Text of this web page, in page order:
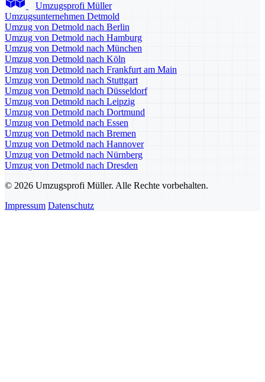
Umzugsprofi Müller
Umzugsunternehmen Detmold
Umzug von Detmold nach Berlin
Umzug von Detmold nach Hamburg
Umzug von Detmold nach München
Umzug von Detmold nach Köln
Umzug von Detmold nach Frankfurt am Main
Umzug von Detmold nach Stuttgart
Umzug von Detmold nach Düsseldorf
Umzug von Detmold nach Leipzig
Umzug von Detmold nach Dortmund
Umzug von Detmold nach Essen
Umzug von Detmold nach Bremen
Umzug von Detmold nach Hannover
Umzug von Detmold nach Nürnberg
Umzug von Detmold nach Dresden
© 2026 Umzugsprofi Müller. Alle Rechte vorbehalten.
Impressum Datenschutz